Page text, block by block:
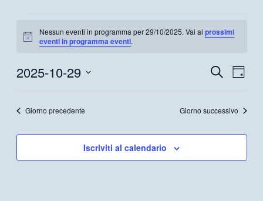
for
29/10/2025
Notice
Nessun eventi in programma per 29/10/2025. Vai ai prossimi
eventi in programma eventi.
Eventi
viste
Cerca
Viste
Giorno
2025-10-29
data.Giorno precedente Giorno successivo
Iscriviti al calendario